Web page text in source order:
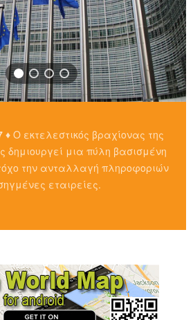
♦ Ο εκτελεστικός βραχίονας της
δημιουργεί μια πύλη βασισμένη
την ανταλλαγή πληροφοριών
εταιρείες.